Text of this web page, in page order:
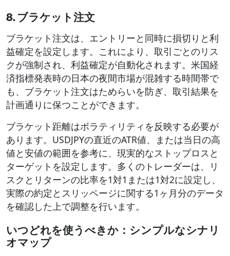
8. ブラケット注文
ブラケット注文は、エントリーと同時に損切りと利
益確定を設定します。これにより、取引ごとのリス
クが強制され、利益確定が自動化されます。米国経
済指標発表時の日本の夜間市場が混雑する時間帯で
も、ブラケット注文はためらいを防ぎ、取引結果を
計画通りに保つことができます。
ブラケット距離はボラティリティを反映する必要が
あります。USDJPYの直近のATR値、または当日の高
値と安値の範囲を参考に、現実的なストップロスと
ターゲットを設定します。多くのトレーダーは、リ
スクとリターンの比率を1対1または1対2に設定し、
実際の約定とスリッページに関する1ヶ月分のデータ
を確認した上で調整を行います。
いつどれを使うべきか：シンプルなシナリ
オマップ